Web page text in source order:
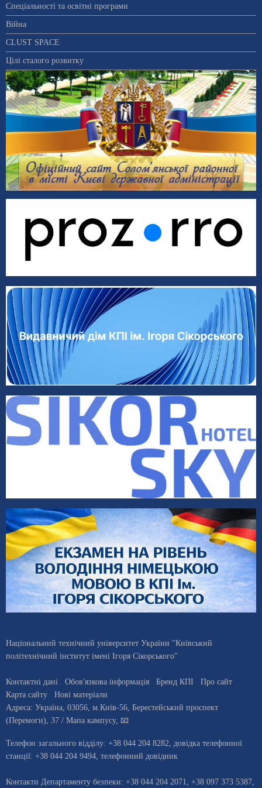
Спеціальності та освітні програми
Війна
CLUST SPACE
Цілі сталого розвитку
Національний технічний університет України "Київський
політехнічний інститут імені Ігоря Сікорського"
Контактні дані Обов'язкова інформація Бренд КПІ
Про сайт
Карта сайту
Нові матеріали
Адреса: Україна, 03056, м.Київ-56, Берестейський проспект
(Перемоги), 37 / Мапа кампусу, 📧
Телефон загального відділу: +38 044 204 8282 , довiдка телефонної
станцiї: +38 044 204 9494 телефонний довідник
Контакти Департаменту безпеки: +38 044 204 2071, +38 097 373 5387,